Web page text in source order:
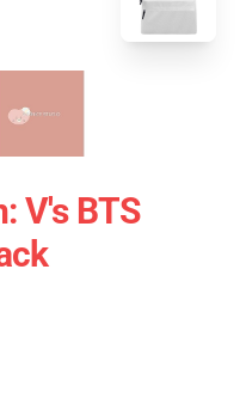
V's BTS